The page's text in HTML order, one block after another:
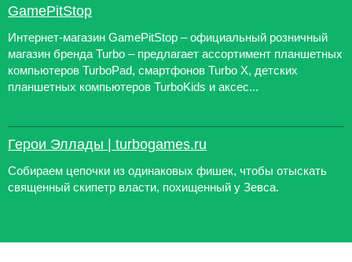
GamePitStop
Интернет-магазин GamePitStop – официальный розничный
магазин бренда Turbo – предлагает ассортимент планшетных
компьютеров TurboPad, смартфонов Turbo X, детских
планшетных компьютеров TurboKids и аксес...
Герои Эллады | turbogames.ru
Собираем цепочки из одинаковых фишек, чтобы отыскать
священный скипетр власти, похищенный у Зевса.